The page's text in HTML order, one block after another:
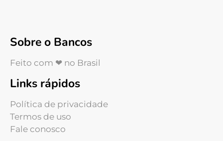
Sobre o Bancos
Feito com ❤ no Brasil
Links rápidos
Política de privacidade
Termos de uso
Fale conosco